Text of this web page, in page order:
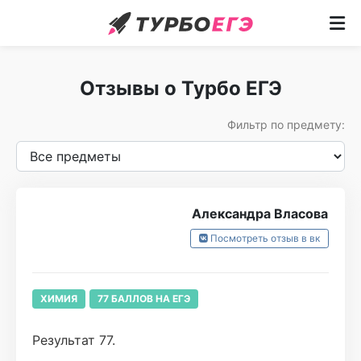
Как учим
Отзывы
Отзывы о Турбо ЕГЭ
Фильтр по предмету:
Александра Власова
Посмотреть отзыв в вк
ХИМИЯ 77 БАЛЛОВ НА ЕГЭ
Результат 77.